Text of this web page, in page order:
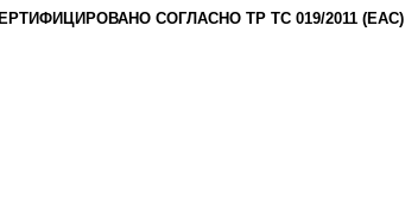
СОГЛАСНО ТР ТС 019/2011 (ЕАС)